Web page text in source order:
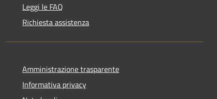
Leggi le FAQ
Richiesta assistenza
Amministrazione trasparente
Informativa privacy